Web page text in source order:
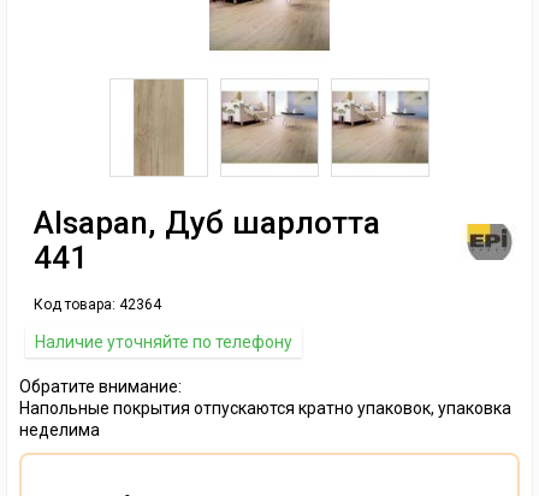
Alsapan, Дуб шарлотта
441
Код товара: 42364
Наличие уточняйте по телефону
Обратите внимание:
Напольные покрытия отпускаются кратно упаковок, упаковка
неделима